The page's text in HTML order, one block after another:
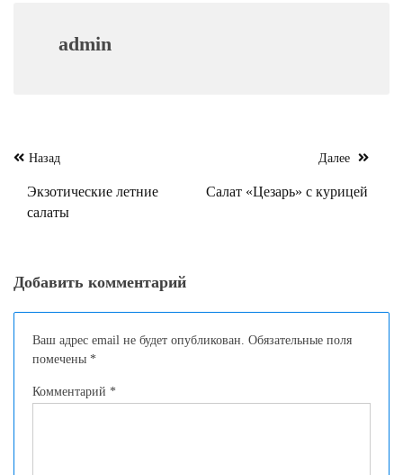
admin
Навигация
записям
Назад
Экзотические летние
салаты
Далее
Салат «Цезарь» с курицей
Добавить комментарий
Ваш адрес email не будет опубликован. Обязательные поля
помечены *
Комментарий *